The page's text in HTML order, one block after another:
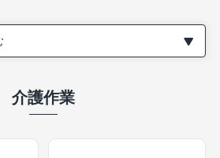
介護作業